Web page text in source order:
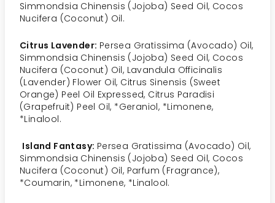
Simmondsia Chinensis (Jojoba) Seed Oil, Cocos
Nucifera (Coconut) Oil.
Citrus Lavender: Persea Gratissima (Avocado) Oil,
Simmondsia Chinensis (Jojoba) Seed Oil, Cocos
Nucifera (Coconut) Oil, Lavandula Officinalis
(Lavender) Flower Oil, Citrus Sinensis (Sweet
Orange) Peel Oil Expressed, Citrus Paradisi
(Grapefruit) Peel Oil, *Geraniol, *Limonene,
*Linalool.
Island Fantasy: Persea Gratissima (Avocado) Oil,
Simmondsia Chinensis (Jojoba) Seed Oil, Cocos
Nucifera (Coconut) Oil, Parfum (Fragrance),
*Coumarin, *Limonene, *Linalool.